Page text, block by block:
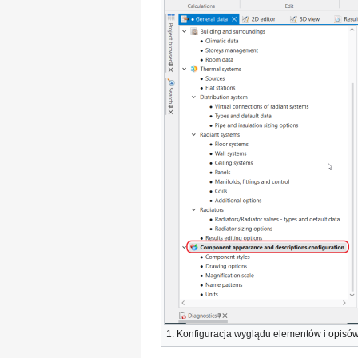
1. Konfiguracja wyglądu elementów i